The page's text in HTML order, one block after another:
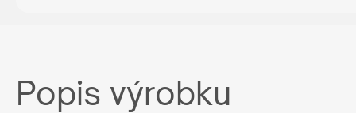
Popis výrobku